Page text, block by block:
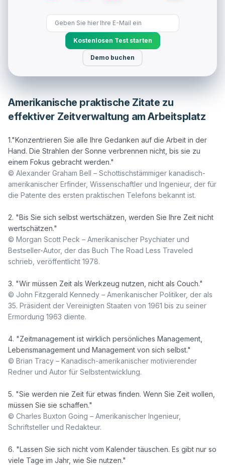
Kostenlosen Test starten
Demo buchen
Amerikanische praktische Zitate zu
effektiver Zeitverwaltung am Arbeitsplatz
1."Konzentrieren Sie alle Ihre Gedanken auf die Arbeit in der
Hand. Die Strahlen der Sonne verbrennen nicht, bis sie zu
© Alexander Graham Bell – Schottischstämmiger kanadisch-
amerikanischer Erfinder, Wissenschaftler und Ingenieur, der für
die Patente des ersten praktischen Telefons bekannt ist.
2. "Bis Sie sich selbst wertschätzen, werden Sie Ihre Zeit nicht
© Morgan Scott Peck – Amerikanischer Psychiater und
Bestseller-Autor, der das Buch The Road Less Traveled
schrieb, veröffentlicht 1978.
© John Fitzgerald Kennedy – Amerikanischer Politiker, der als
35. Präsident der Vereinigten Staaten von 1961 bis zu seiner
Ermordung 1963 diente.
4. "Zeitmanagement ist wirklich persönliches Management,
© Brian Tracy – Kanadisch-amerikanischer motivierender
Redner und Autor für Selbstentwicklung.
5. "Sie werden nie Zeit für etwas finden. Wenn Sie Zeit wollen,
© Charles Buxton Going – Amerikanischer Ingenieur,
Schriftsteller und Redakteur.
6. "Lassen Sie sich nicht vom Kalender täuschen. Es gibt nur so